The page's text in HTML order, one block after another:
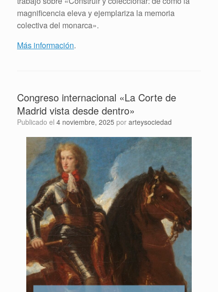
magnificencia eleva y ejemplariza la memoria
colectiva del monarca».
Más información.
Congreso internacional «La Corte de
Madrid vista desde dentro»
Publicado el 4 noviembre, 2025 por arteysociedad